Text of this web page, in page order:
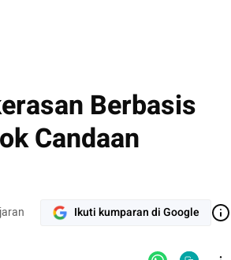
Berbasis
Candaan
Ikuti kumparan di Google